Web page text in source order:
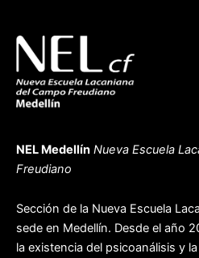
NEL Medellín Nueva Escuela
Freudiano
Sección de la Nueva Escuela
sede en Medellín. Desde el año
la existencia del psicoanálisis y